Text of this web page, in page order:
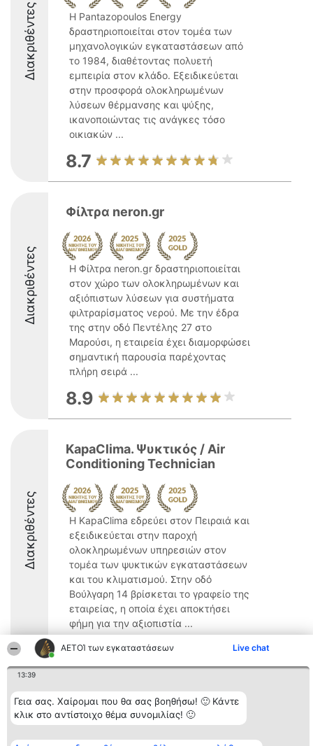
ΑΕΤΟΊ των εγκαταστάσεων Live chat
13:39
Γεια σας. Χαίρομαι που θα σας βοηθήσω! 🙂 Κάντε
κλικ στο αντίστοιχο θέμα συνομιλίας! 🙂
Διακριθέντες
Η Pantazopoulos Energy
δραστηριοποιείται στον τομέα των
μηχανολογικών εγκαταστάσεων από
το 1984, διαθέτοντας πολυετή
εμπειρία στον κλάδο. Εξειδικεύεται
στην προσφορά ολοκληρωμένων
λύσεων θέρμανσης και ψύξης,
ικανοποιώντας τις ανάγκες τόσο
οικιακών ...
8.7
Διακριθέντες
Φίλτρα neron.gr
Η Φίλτρα neron.gr δραστηριοποιείται
στον χώρο των ολοκληρωμένων και
αξιόπιστων λύσεων για συστήματα
φιλτραρίσματος νερού. Με την έδρα
της στην οδό Πεντέλης 27 στο
Μαρούσι, η εταιρεία έχει διαμορφώσει
σημαντική παρουσία παρέχοντας
πλήρη σειρά ...
8.9
Διακριθέντες
KapaClima. Ψυκτικός / Air
Conditioning Technician
Η KapaClima εδρεύει στον Πειραιά και
εξειδικεύεται στην παροχή
ολοκληρωμένων υπηρεσιών στον
τομέα των ψυκτικών εγκαταστάσεων
και του κλιματισμού. Στην οδό
Βούλγαρη 14 βρίσκεται το γραφείο της
εταιρείας, η οποία έχει αποκτήσει
φήμη για την αξιοπιστία ...
10
Διοργανωτής της
κατάταξης
BEAUTIFUL COMPANY
ΤΗΛ. ΕΠΙΚΟΙΝΩΝΙΑΣ:
Κατάταξη
Διακριθέντες
Λίστα όλων
διακριθέντων
Επικοινωνία